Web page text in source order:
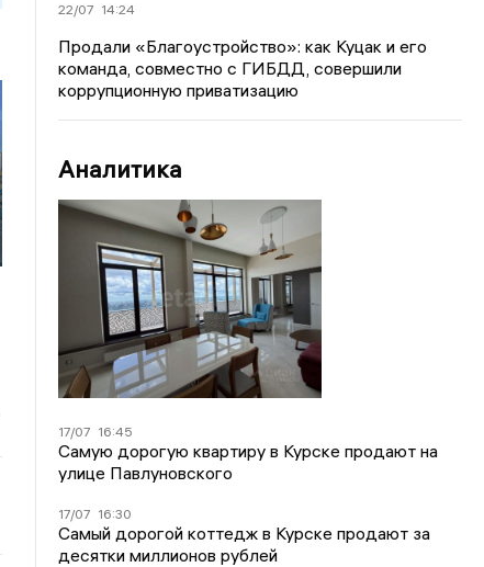
22/07 14:24
Продали «Благоустройство»: как Куцак и его
команда, совместно с ГИБДД, совершили
коррупционную приватизацию
Аналитика
17/07 16:45
Самую дорогую квартиру в Курске продают на
улице Павлуновского
17/07 16:30
Самый дорогой коттедж в Курске продают за
десятки миллионов рублей